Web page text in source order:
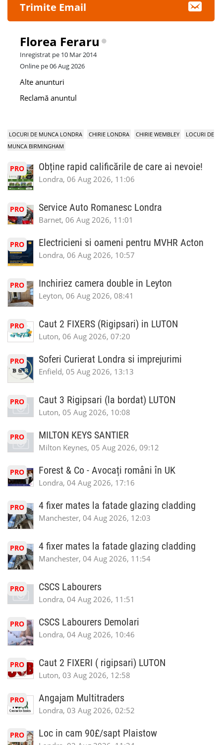
Trimite Email
Florea Feraru
Inregistrat pe 10 Mar 2014
Online pe 06 Aug 2026
Alte anunturi
Reclamă anuntul
LOCURI DE MUNCA LONDRA CHIRIE LONDRA CHIRIE WEMBLEY
LOCURI DE
MUNCA BIRMINGHAM
PRO Obține rapid calificările de care ai nevoie!
Londra, 06 Aug 2026, 11:06
PRO Service Auto Romanesc Londra
Barnet, 06 Aug 2026, 11:01
PRO Electricieni si oameni pentru MVHR Acton
Londra, 06 Aug 2026, 10:57
PRO Inchiriez camera double in Leyton
Leyton, 06 Aug 2026, 08:41
PRO Caut 2 FIXERS (Rigipsari) in LUTON
Luton, 06 Aug 2026, 07:20
PRO Soferi Curierat Londra si imprejurimi
Enfield, 05 Aug 2026, 13:13
PRO Caut 3 Rigipsari (la bordat) LUTON
Luton, 05 Aug 2026, 10:08
PRO MILTON KEYS SANTIER
Milton Keynes, 05 Aug 2026, 09:12
PRO Forest & Co - Avocați români în UK
Londra, 04 Aug 2026, 17:16
PRO 4 fixer mates la fatade glazing cladding
Manchester, 04 Aug 2026, 12:03
PRO 4 fixer mates la fatade glazing cladding
Manchester, 04 Aug 2026, 11:54
PRO CSCS Labourers
Londra, 04 Aug 2026, 11:51
PRO CSCS Labourers Demolari
Londra, 04 Aug 2026, 10:46
PRO Caut 2 FIXERI ( rigipsari) LUTON
Luton, 03 Aug 2026, 12:58
PRO Angajam Multitraders
Londra, 03 Aug 2026, 02:52
PRO Loc in cam 90£/sapt Plaistow